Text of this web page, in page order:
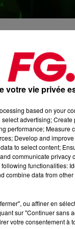
, il apparaît
et aux boissons,
court, les
» au niveau des
les clubs
votre vie privée
based on your
advertising;
performance;
Develop and
to select content;
communicate
functionalities:
combine data from
ou affiner en
sur "Continuer sans
votre consentement à